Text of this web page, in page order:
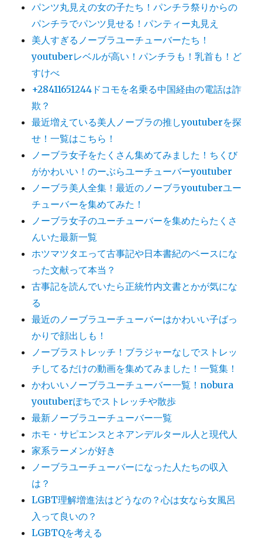
パンツ丸見えの女の子たち！パンチラ祭りからの
パンチラでパンツ見せる！パンティー丸見え
美人すぎるノーブラユーチューバーたち！
youtuberレベルが高い！パンチラも！乳首も！ど
すけべ
+28411651244ドコモを名乗る中国経由の電話は詐
欺？
最近増えている美人ノーブラの推しyoutuberを探
せ！一覧はこちら！
ノーブラ女子をたくさん集めてみました！ちくび
がかわいい！のーぶらユーチューバーyoutuber
ノーブラ美人全集！最近のノーブラyoutuberユー
チューバーを集めてみた！
ノーブラ女子のユーチューバーを集めたらたくさ
んいた最新一覧
ホツマツタエって古事記や日本書紀のベースにな
った文献って本当？
古事記を読んでいたら正統竹内文書とかが気にな
る
最近のノーブラユーチューバーはかわいい子ばっ
かりで顔出しも！
ノーブラストレッチ！ブラジャーなしでストレッ
チしてるだけの動画を集めてみました！一覧集！
かわいいノーブラユーチューバー一覧！nobura
youtuberぽちでストレッチや散歩
最新ノーブラユーチューバー一覧
ホモ・サピエンスとネアンデルタール人と現代人
家系ラーメンが好き
ノーブラユーチューバーになった人たちの収入
は？
LGBT理解増進法はどうなの？心は女なら女風呂
入って良いの？
LGBTQを考える